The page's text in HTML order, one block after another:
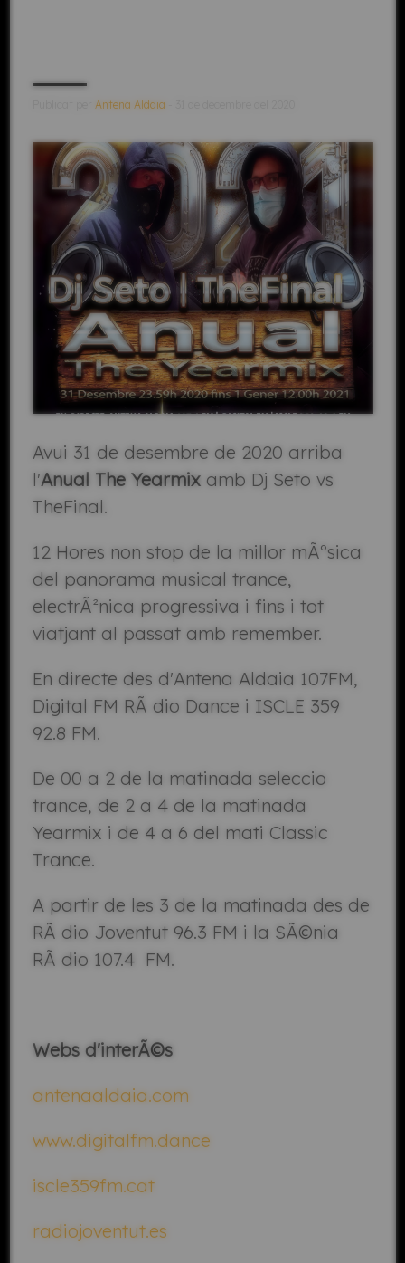
Antena Aldaia
Avui 31 de desembre de 2020 arriba
l'Anual The Yearmixamb Dj Seto vs
TheFinal.
12 Hores non stop de la millor mÃºsica
del panorama musical trance,
electrÃ²nica progressiva i fins i tot
viatjant al passat amb remember.
En directe des d'Antena Aldaia 107FM,
Digital FM RÃ dio Dance i ISCLE 359
92.8 FM.
De 00 a 2 de la matinada seleccio
trance, de 2 a 4 de la matinada
Yearmix i de 4 a 6 del mati Classic
Trance.
A partir de les 3 de la matinada des de
RÃ dio Joventut 96.3 FM i la SÃ©nia
RÃ dio 107.4 FM.
Webs d'interÃ©s
antenaaldaia.com
www.digitalfm.dance
iscle359fm.cat
radiojoventut.es